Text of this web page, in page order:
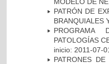
PATRÓN DE
BRANQUIALES
PROGRAMA
PATOLOGÍAS
inicio: 2011-07-
PATRONES